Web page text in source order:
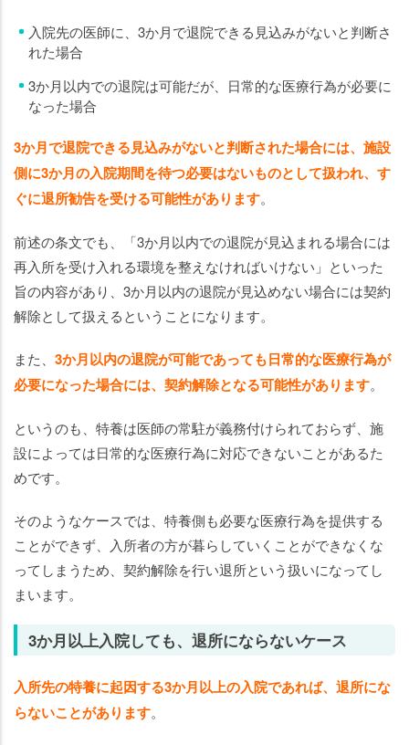
入院先の医師に、3か月で退院できる見込みがないと判断さ
れた場合
3か月以内での退院は可能だが、日常的な医療行為が必要に
なった場合
3か月で退院できる見込みがないと判断された場合には、施設
側に3か月の入院期間を待つ必要はないものとして扱われ、す
ぐに退所勧告を受ける可能性があります。
前述の条文でも、「3か月以内での退院が見込まれる場合には
再入所を受け入れる環境を整えなければいけない」といった
旨の内容があり、3か月以内の退院が見込めない場合には契約
解除として扱えるということになります。
また、 3か月以内の退院が可能であっても日常的な医療行為が
必要になった場合には、契約解除となる可能性があります。
というのも、特養は医師の常駐が義務付けられておらず、施
設によっては日常的な医療行為に対応できないことがあるた
めです。
そのようなケースでは、特養側も必要な医療行為を提供する
ことができず、入所者の方が暮らしていくことができなくな
ってしまうため、契約解除を行い退所という扱いになってし
まいます。
3か月以上入院しても、退所にならないケース
入所先の特養に起因する3か月以上の入院であれば、退所にな
らないことがあります。